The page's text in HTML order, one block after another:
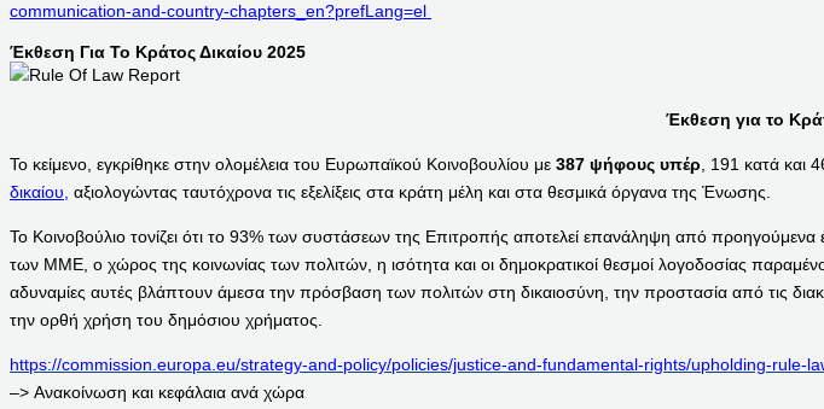
communication-and-country-chapters_en?prefLang=el
Έκθεση Για Το Κράτος Δικαίου 2025
Έκθεση για το
Το κείμενο, εγκρίθηκε στην ολομέλεια του Ευρωπαϊκού Κοινοβουλίου με 387 ψήφους υπέρ , 191 κατά και
δικαίου, αξιολογώντας ταυτόχρονα τις εξελίξεις στα κράτη μέλη και στα θεσμικά όργανα της Ένωσης.
Το Κοινοβούλιο τονίζει ότι το 93% των συστάσεων της Επιτροπής αποτελεί επανάληψη από
των ΜΜΕ, ο χώρος της κοινωνίας των πολιτών, η ισότητα και οι δημοκρατικοί θεσμοί λογοδοσίας
αδυναμίες αυτές βλάπτουν άμεσα την πρόσβαση των πολιτών στη δικαιοσύνη, την προστασία από τις
την ορθή χρήση του δημόσιου χρήματος.
https://commission.europa.eu/strategy-and-policy/policies/justice-and-fundamental-rights/upholding-
–> Ανακοίνωση και κεφάλαια ανά χώρα